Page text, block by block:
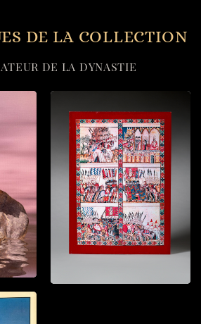
DE LA COLLECTION
DE LA DYNASTIE